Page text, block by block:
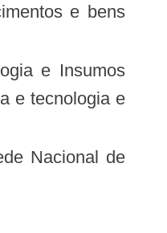
e bens
e tecnologia e